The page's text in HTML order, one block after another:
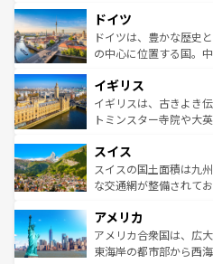
せる。地方によって風
ンテンツ一覧を参照し
で、幅広い魅力が詰ま
聖堂、美しいビーチ、
から魅了する。また、
いる。シャンパンの発
香り高いラベンダー畑
らに、パリ以外の地域
れる地方に足を運ぶと
きるだろう。
を参照してほしい。
ドイツ
ドイツは、豊かな歴史
の中心に位置する国。
顔を持つこの国は、ど
ルリンの文化的活気、
してライン川沿いのワ
は、お酒好きな人にはぜひ体験
ドイツ情報はコンテン
イギリス
イギリスは、古きよき
トミンスター寺院や大
リアごとに異なる魅力
ティー、ビール好きに
戦など、本場だからこ
ンツ一覧を参照してほし
スイス
スイスの国土面積は九
な交通網が整備されて
の建物がそのまま残る
博物館もあり、アルプ
ことができる。国民の
アメリカ
アメリカ合衆国は、広
東海岸の都市部から西